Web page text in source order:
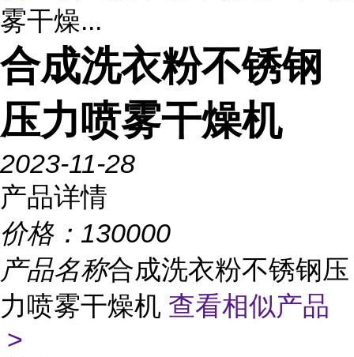
雾干燥...
合成洗衣粉不锈钢
压力喷雾干燥机
2023-11-28
产品详情
价格： 130000
产品名称合成洗衣粉不锈钢压
力喷雾干燥机 查看相似产品
>